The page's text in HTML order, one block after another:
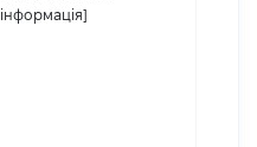
інформація]